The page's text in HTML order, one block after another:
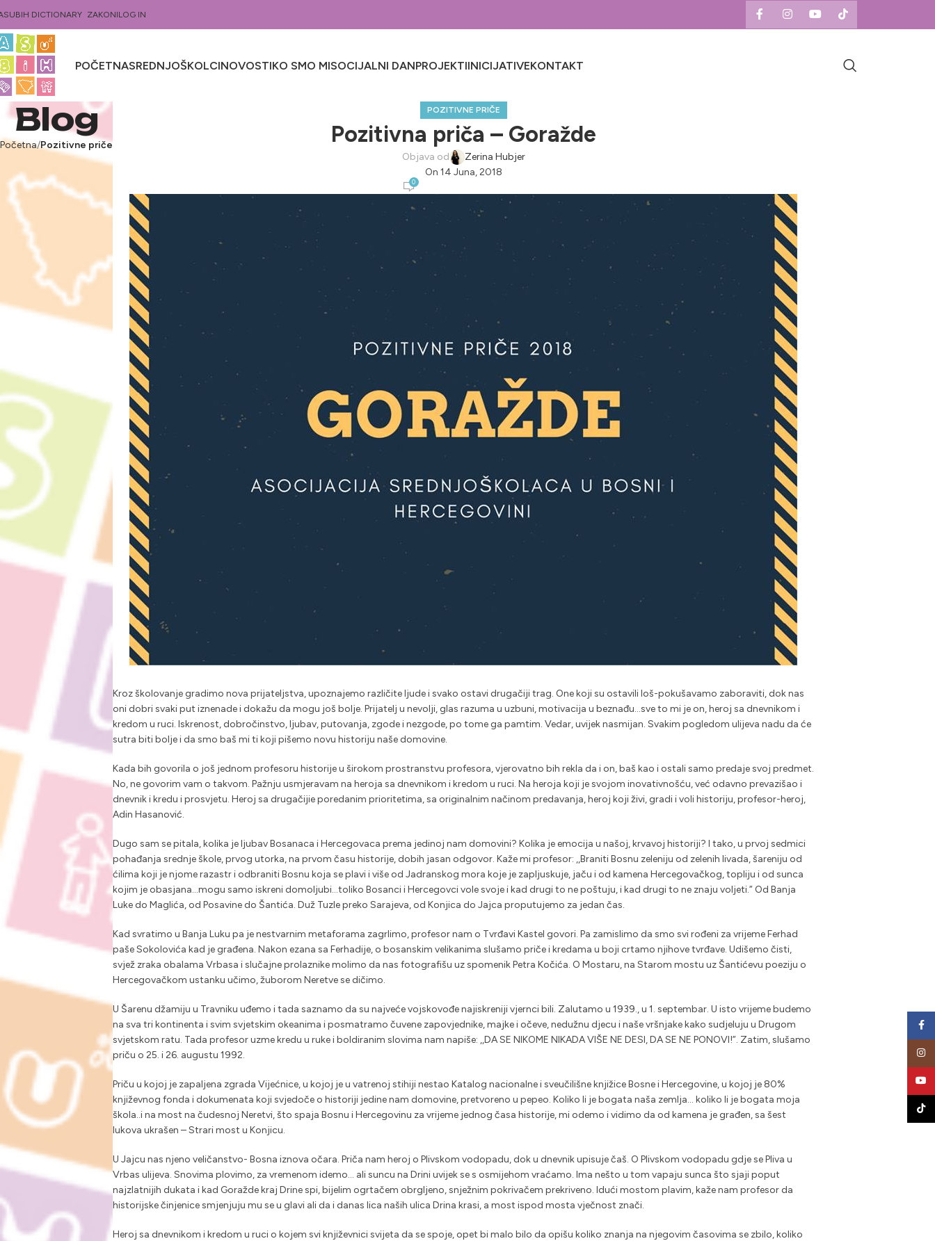
DICTIONARY ZAKONILOG IN
POČETNASREDNJOŠKOLCINOVOSTIKO SMO MISOCIJALNI DANPROJEKTIINICIJATIVEKONTAKT
Blog
Početna Pozitivne priče
POZITIVNE PRIČE
Pozitivna priča – Goražde
Objava od
Zerina Hubjer
On 14 Juna, 2018
0
Kroz školovanje gradimo nova prijateljstva, upoznajemo različite ljude i svako ostavi drugačiji trag. One koji su ostavili loš-pokušavamo zaboraviti, dok nas
oni dobri svaki put iznenade i dokažu da mogu još bolje. Prijatelj u nevolji, glas razuma u uzbuni, motivacija u beznađu…sve to mi je on, heroj sa dnevnikom i
kredom u ruci. Iskrenost, dobročinstvo, ljubav, putovanja, zgode i nezgode, po tome ga pamtim. Vedar, uvijek nasmijan. Svakim pogledom ulijeva nadu da će
sutra biti bolje i da smo baš mi ti koji pišemo novu historiju naše domovine.
Kada bih govorila o još jednom profesoru historije u širokom prostranstvu profesora, vjerovatno bih rekla da i on, baš kao i ostali samo predaje svoj predmet.
No, ne govorim vam o takvom. Pažnju usmjeravam na heroja sa dnevnikom i kredom u ruci. Na heroja koji je svojom inovativnošću, već odavno prevazišao i
dnevnik i kredu i prosvjetu. Heroj sa drugačijie poredanim prioritetima, sa originalnim načinom predavanja, heroj koji živi, gradi i voli historiju, profesor-heroj,
Adin Hasanović.
Dugo sam se pitala, kolika je ljubav Bosanaca i Hercegovaca prema jedinoj nam domovini? Kolika je emocija u našoj, krvavoj historiji? I tako, u prvoj sedmici
pohađanja srednje škole, prvog utorka, na prvom času historije, dobih jasan odgovor. Kaže mi profesor: ,,Braniti Bosnu zeleniju od zelenih livada, šareniju od
ćilima koji je njome razastr i odbraniti Bosnu koja se plavi i više od Jadranskog mora koje je zapljuskuje, jaču i od kamena Hercegovačkog, topliju i od sunca
kojim je obasjana…mogu samo iskreni domoljubi…toliko Bosanci i Hercegovci vole svoje i kad drugi to ne poštuju, i kad drugi to ne znaju voljeti.” Od Banja
Luke do Maglića, od Posavine do Šantića. Duž Tuzle preko Sarajeva, od Konjica do Jajca proputujemo za jedan čas.
Kad svratimo u Banja Luku pa je nestvarnim metaforama zagrlimo, profesor nam o Tvrđavi Kastel govori. Pa zamislimo da smo svi rođeni za vrijeme Ferhad
paše Sokolovića kad je građena. Nakon ezana sa Ferhadije, o bosanskim velikanima slušamo priče i kredama u boji crtamo njihove tvrđave. Udišemo čisti,
svjež zraka obalama Vrbasa i slučajne prolaznike molimo da nas fotografišu uz spomenik Petra Kočića. O Mostaru, na Starom mostu uz Šantićevu poeziju o
Hercegovačkom ustanku učimo, žuborom Neretve se dičimo.
U Šarenu džamiju u Travniku uđemo i tada saznamo da su najveće vojskovođe najiskreniji vjernci bili. Zalutamo u 1939., u 1. septembar. U isto vrijeme budemo
na sva tri kontinenta i svim svjetskim okeanima i posmatramo čuvene zapovjednike, majke i očeve, nedužnu djecu i naše vršnjake kako sudjeluju u Drugom
svjetskom ratu. Tada profesor uzme kredu u ruke i boldiranim slovima nam napiše: ,,DA SE NIKOME NIKADA VIŠE NE DESI, DA SE NE PONOVI!”. Zatim, slušamo
priču o 25. i 26. augustu 1992.
Priču u kojoj je zapaljena zgrada Vijećnice, u kojoj je u vatrenoj stihiji nestao Katalog nacionalne i sveučilišne knjižice Bosne i Hercegovine, u kojoj je 80%
književnog fonda i dokumenata koji svjedoče o historiji jedine nam domovine, pretvoreno u pepeo. Koliko li je bogata naša zemlja… koliko li je bogata moja
škola..i na most na čudesnoj Neretvi, što spaja Bosnu i Hercegovinu za vrijeme jednog časa historije, mi odemo i vidimo da od kamena je građen, sa šest
lukova ukrašen – Strari most u Konjicu.
U Jajcu nas njeno veličanstvo- Bosna iznova očara. Priča nam heroj o Plivskom vodopadu, dok u dnevnik upisuje čaš. O Plivskom vodopadu gdje se Pliva u
Vrbas ulijeva. Snovima plovimo, za vremenom idemo… ali suncu na Drini uvijek se s osmijehom vraćamo. Ima nešto u tom vapaju sunca što sjaji poput
najzlatnijih dukata i kad Goražde kraj Drine spi, bijelim ogrtačem obrgljeno, snježnim pokrivačem prekriveno. Idući mostom plavim, kaže nam profesor da
historijske činjenice smjenjuju mu se u glavi ali da i danas lica naših ulica Drina krasi, a most ispod mosta vječnost znači.
Heroj sa dnevnikom i kredom u ruci o kojem svi književnici svijeta da se spoje, opet bi malo bilo da opišu koliko znanja na njegovim časovima se zbilo, koliko